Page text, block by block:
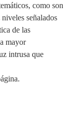
como son
señalados
de las
mayor
intrusa que